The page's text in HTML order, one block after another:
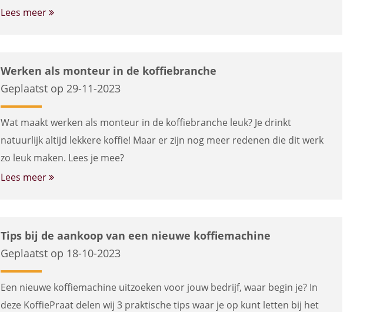
Lees meer
Werken als monteur in de koffiebranche
Geplaatst op 29-11-2023
Wat maakt werken als monteur in de koffiebranche leuk? Je drinkt
natuurlijk altijd lekkere koffie! Maar er zijn nog meer redenen die dit werk
zo leuk maken. Lees je mee?
Lees meer
Tips bij de aankoop van een nieuwe koffiemachine
Geplaatst op 18-10-2023
Een nieuwe koffiemachine uitzoeken voor jouw bedrijf, waar begin je? In
deze KoffiePraat delen wij 3 praktische tips waar je op kunt letten bij het